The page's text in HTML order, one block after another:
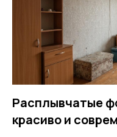
Расплывчатые
красиво и